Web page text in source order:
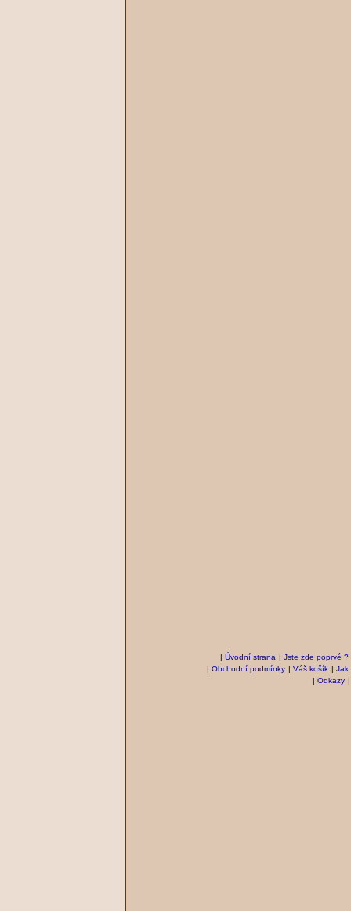
| Úvodní strana | Jste zde poprvé ?
| Obchodní podmínky | Váš košík | Jak
| Odkazy